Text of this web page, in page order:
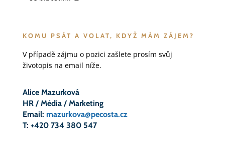
KOMU PSÁT A VOLAT, KDYŽ MÁM ZÁJEM?
V případě zájmu o pozici zašlete prosím svůj
životopis na email níže.
Alice Mazurková
HR / Média / Marketing
Email: mazurkova@pecosta.cz
T: +420 734 380 547